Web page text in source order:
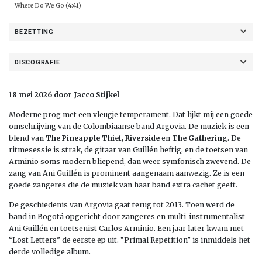
Where Do We Go (4:41)
BEZETTING
DISCOGRAFIE
18 mei 2026 door Jacco Stijkel
Moderne prog met een vleugje temperament. Dat lijkt mij een goede
omschrijving van de Colombiaanse band Argovia. De muziek is een
blend van The Pineapple Thief, Riverside en The Gathering. De
ritmesessie is strak, de gitaar van Guillén heftig, en de toetsen van
Arminio soms modern bliepend, dan weer symfonisch zwevend. De
zang van Ani Guillén is prominent aangenaam aanwezig. Ze is een
goede zangeres die de muziek van haar band extra cachet geeft.
De geschiedenis van Argovia gaat terug tot 2013. Toen werd de
band in Bogotá opgericht door zangeres en multi-instrumentalist
Ani Guillén en toetsenist Carlos Arminio. Een jaar later kwam met
“Lost Letters” de eerste ep uit. “Primal Repetition” is inmiddels het
derde volledige album.